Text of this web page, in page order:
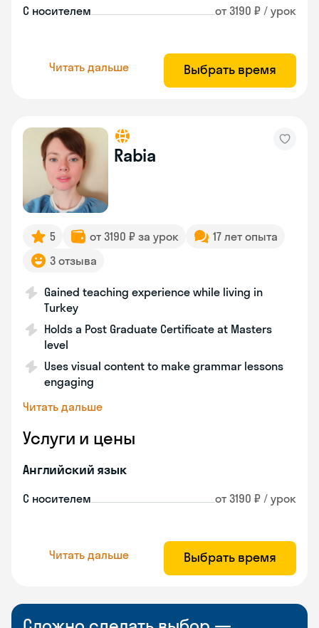
С носителем от 3190 ₽ / урок
Читать дальше Выбрать время
Rabia
5 от 3190 ₽ за урок
17 лет опыта
3 отзыва
Gained teaching experience while living in
Turkey
Holds a Post Graduate Certificate at Masters
level
Uses visual content to make grammar lessons
engaging
Читать дальше
Услуги и цены
Английский язык
С носителем от 3190 ₽ / урок
Читать дальше Выбрать время